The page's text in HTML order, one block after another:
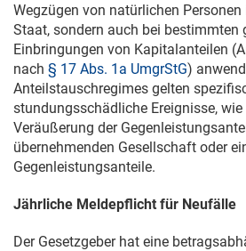
Wegzügen von natürlichen Personen
Staat, sondern auch bei bestimmten
Einbringungen von Kapitalanteilen
nach § 17 Abs. 1a UmgrStG)
Anteilstauschregimes gelten
stundungsschädliche Ereignisse, wie
Veräußerung der
übernehmenden Gesellschaft oder
Gegenleistungsanteile.
Jährliche Meldepflicht für Neufälle
Der Gesetzgeber hat eine